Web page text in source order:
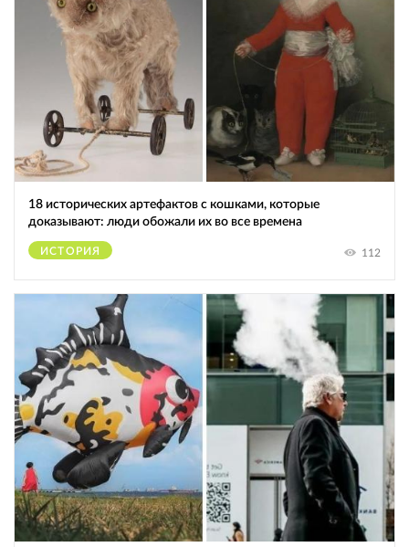
18 исторических артефактов с кошками, которые
доказывают: люди обожали их во все времена
ИСТОРИЯ 112